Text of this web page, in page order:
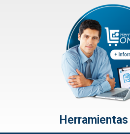
Herramientas